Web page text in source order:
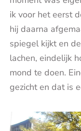
ik voor het eerst
hij daarna
spiegel kijkt en
lachen, eindelijk
mond te doen.
gezicht en dat is